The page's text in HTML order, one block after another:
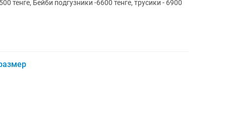
тенге, Бейби подгузники -6600 тенге, трусики - 6900